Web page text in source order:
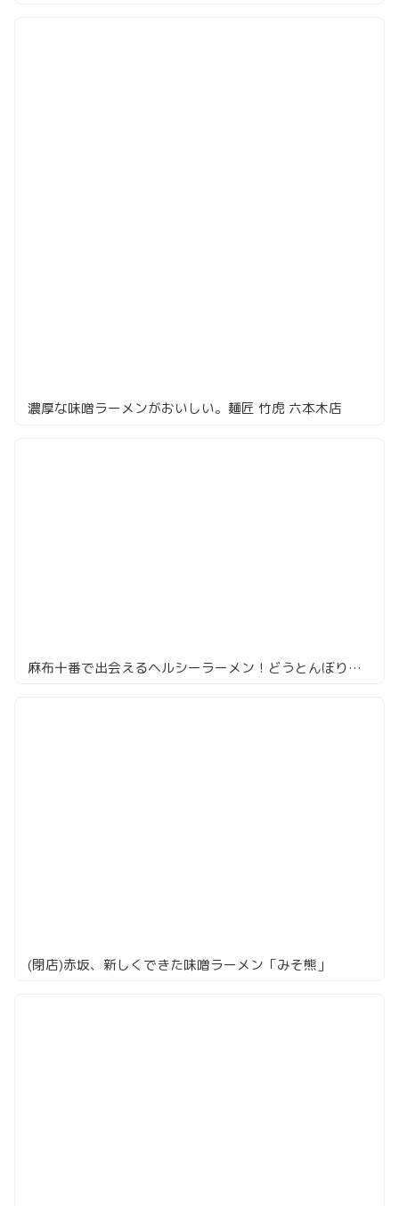
濃厚な味噌ラーメンがおいしい。麺匠 竹虎 六本木店
麻布十番で出会えるヘルシーラーメン！どうとんぼり神座の野菜たっぷり一杯
(閉店)赤坂、新しくできた味噌ラーメン「みそ熊」